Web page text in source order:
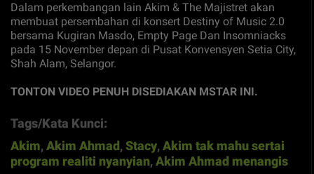
Dalam perkembangan lain Akim & The Majistret akan
membuat persembahan di konsert Destiny of Music 2.0
bersama Kugiran Masdo, Empty Page Dan Insomniacks
pada 15 November depan di Pusat Konvensyen Setia City,
Shah Alam, Selangor.
TONTON VIDEO PENUH DISEDIAKAN MSTAR INI.
Tags/Kata Kunci:
Akim,Akim Ahmad,Stacy,Akim tak mahu sertai
program realiti nyanyian,Akim Ahmad menangis